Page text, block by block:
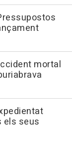
mortal
els seus